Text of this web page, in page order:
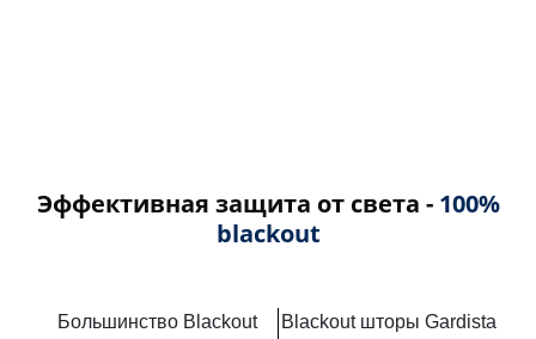
Эффективная защита от света - 100%
blackout
Большинство Blackout
Blackout шторы Gardista